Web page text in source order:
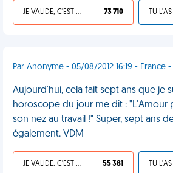
JE VALIDE, C'EST UNE VDM 73 710
Par Anonyme - 05/08/2012 16:19 - France
Aujourd'hui, cela fait sept ans que je
horoscope du jour me dit : "L'Amour
son nez au travail !" Super, sept ans
également. VDM
JE VALIDE, C'EST UNE VDM 55 381